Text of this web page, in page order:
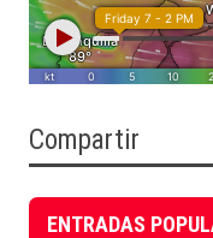
Compartir
ENTRADAS
Archivo del blog